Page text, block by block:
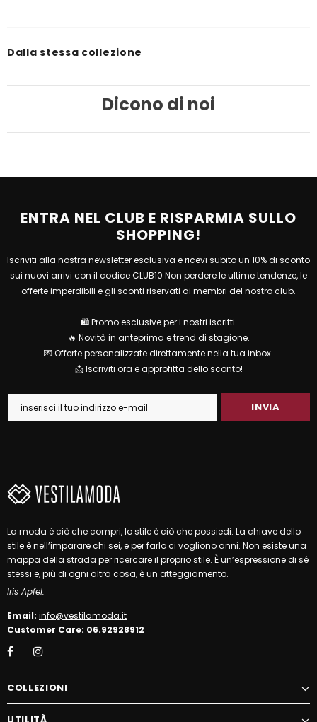
Dalla stessa collezione
Dicono di noi
ENTRA NEL CLUB E RISPARMIA SULLO
SHOPPING!
Iscriviti alla nostra newsletter esclusiva e ricevi subito un 10% di sconto
sui nuovi arrivi con il codice CLUB10 Non perdere le ultime tendenze, le
offerte imperdibili e gli sconti riservati ai membri del nostro club.
🛍 Promo esclusive per i nostri iscritti.
🔥 Novità in anteprima e trend di stagione.
💌 Offerte personalizzate direttamente nella tua inbox.
📩 Iscriviti ora e approfitta dello sconto!
La moda è ciò che compri, lo stile è ciò che possiedi. La chiave dello
stile è nell’imparare chi sei, e per farlo ci vogliono anni. Non esiste una
mappa della strada per ricercare il proprio stile. È un’espressione di sé
stessi e, più di ogni altra cosa, è un atteggiamento.
Iris Apfel.
Email: info@vestilamoda.it
Customer Care: 06.92928912
COLLEZIONI
UTILITÀ